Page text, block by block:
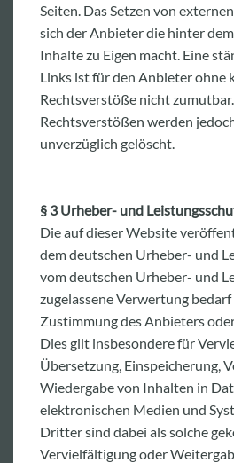
Seiten. Das Setzen von
sich der Anbieter die hinter
Inhalte zu Eigen macht. Eine
Links ist für den Anbieter ohne
Rechtsverstöße nicht
Rechtsverstößen werden
unverzüglich gelöscht.
§ 3 Urheber- und
Die auf dieser Website
dem deutschen Urheber- und
vom deutschen Urheber- und
zugelassene Verwertung
Zustimmung des Anbieters
Dies gilt insbesondere für
Übersetzung, Einspeicherung,
Wiedergabe von Inhalten in
elektronischen Medien und
Dritter sind dabei als solche
Vervielfältigung oder